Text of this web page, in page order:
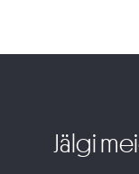
Jälgi